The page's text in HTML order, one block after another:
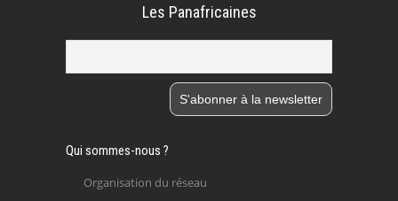
Les Panafricaines
Qui sommes-nous ?
Organisation du réseau